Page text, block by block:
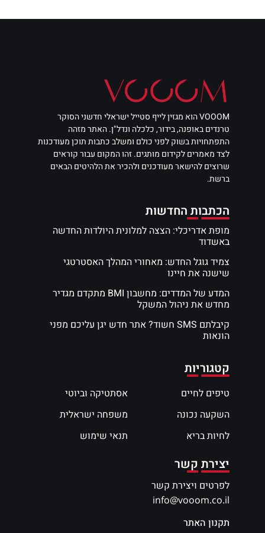
VOOOM הוא מגזין לייף סטייל ישראלי חדשני הסוקר
טרנדים באופנה, בידור, כלכלה ונדל"ן. האתר מזהה
התפתחויות בשוק לפני כולם ומשלב כתבות תוכן מעודכנות
לצד מאמרים לקידום מותגים. זהו המקום עבור קוראים
שרוצים להישאר מעודכנים ולהכיר את הלהיטים הבאים
ברשת.
הכתבות החדשות
מופת אדריכלי: הצצה למלונית היולדות החדשה
באשדוד
צמיד גוגל החדש: מאחורי המהלך האסטרטגי
שישנה את חיינו
המדע של המדדים: מחשבון BMI מתקדם מגדיר
מחדש את ניהול המשקל
קיבלתם SMS חשוד? אתר חדש יגן עליכם מפני
הונאות
קטגוריות
טיפים לחיים
השקעה נכונה
לחיות בריא
אסתטיקה וביוטי
משפחה ישראלית
תנאי שימוש
יצירת קשר
לפרטים ויצירת קשר
info@vooom.co.il
תקנון האתר